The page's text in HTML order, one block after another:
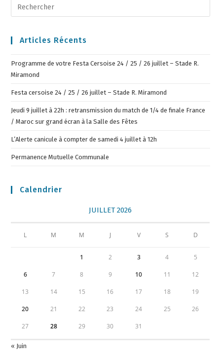
Articles Récents
Programme de votre Festa Cersoise 24 / 25 / 26 juillet – Stade R.
Miramond
Festa cersoise 24 / 25 / 26 juillet – Stade R. Miramond
Jeudi 9 juillet à 22h : retransmission du match de 1/4 de finale France
/ Maroc sur grand écran à la Salle des Fêtes
L’Alerte canicule à compter de samedi 4 juillet à 12h
Permanence Mutuelle Communale
Calendrier
JUILLET 2026
L M M J V S D
1 2 3 4 5
6 7 8 9 10 11 12
13 14 15 16 17 18 19
20 21 22 23 24 25 26
27 28 29 30 31
« Juin